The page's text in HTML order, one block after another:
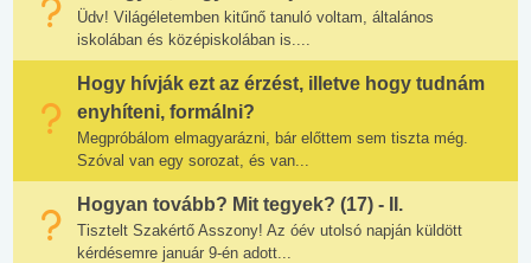
Üdv! Világéletemben kitűnő tanuló voltam, általános
iskolában és középiskolában is....
Hogy hívják ezt az érzést, illetve hogy tudnám
enyhíteni, formálni?
Megpróbálom elmagyarázni, bár előttem sem tiszta még.
Szóval van egy sorozat, és van...
Hogyan tovább? Mit tegyek? (17) - II.
Tisztelt Szakértő Asszony! Az óév utolsó napján küldött
kérdésemre január 9-én adott...